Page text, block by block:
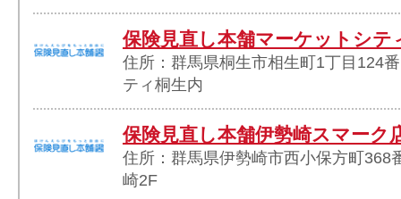
保険見直し本舗マーケットシテ
住所：群馬県桐生市相生町1丁目124
ティ桐生内
保険見直し本舗伊勢崎スマーク
住所：群馬県伊勢崎市西小保方町368
崎2F